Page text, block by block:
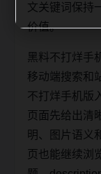
文关键词保持
价值。
黑料不打烊手
移动端搜索和
不打烊手机版
页面先给出清
明、图片语义
页也能继续浏